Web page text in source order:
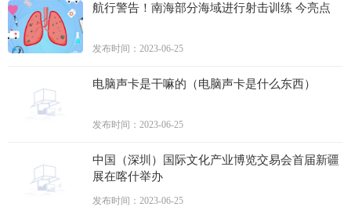
航行警告！南海部分海域进行射击训练 今亮点
发布时间：2023-06-25
电脑声卡是干嘛的（电脑声卡是什么东西）
发布时间：2023-06-25
中国（深圳）国际文化产业博览交易会首届新疆
展在喀什举办
发布时间：2023-06-25